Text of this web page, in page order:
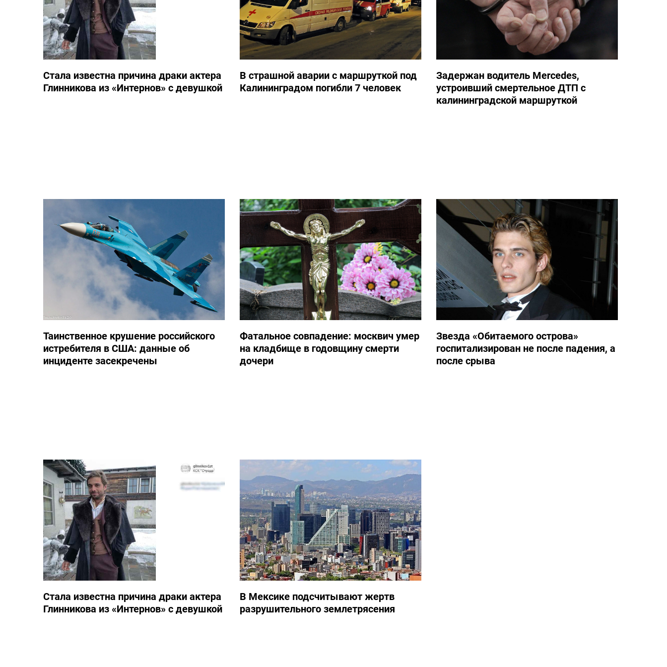
Стала известна причина драки актера
Глинникова из «Интернов» с девушкой
В страшной аварии с маршруткой под
Калининградом погибли 7 человек
Задержан водитель Mercedes,
устроивший смертельное ДТП с
калининградской маршруткой
Таинственное крушение российского
истребителя в США: данные об
инциденте засекречены
Фатальное совпадение: москвич умер
на кладбище в годовщину смерти
дочери
Звезда «Обитаемого острова»
госпитализирован не после падения, а
после срыва
Стала известна причина драки актера
Глинникова из «Интернов» с девушкой
В Мексике подсчитывают жертв
разрушительного землетрясения